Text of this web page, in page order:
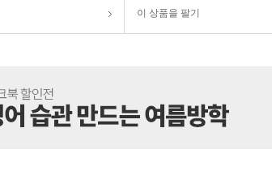
이 상품을 팔기